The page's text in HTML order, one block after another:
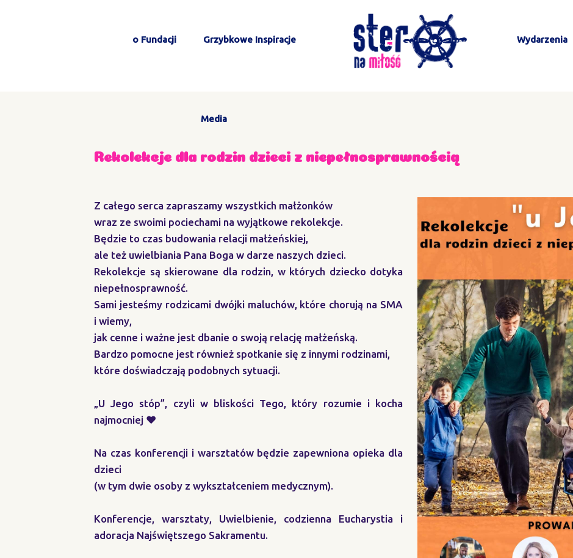
o Fundacji Grzybkowe Inspiracje
Media
Wydarzenia
Rekolekcje dla rodzin dzieci z niepełnosprawnością
Z całego serca zapraszamy wszystkich małżonków
wraz ze swoimi pociechami na wyjątkowe rekolekcje.
Będzie to czas budowania relacji małżeńskiej,
ale też uwielbiania Pana Boga w darze naszych dzieci.
Rekolekcje są skierowane dla rodzin, w których dziecko dotyka
niepełnosprawność.
Sami jesteśmy rodzicami dwójki maluchów, które chorują na SMA
i wiemy,
jak cenne i ważne jest dbanie o swoją relację małżeńską.
Bardzo pomocne jest również spotkanie się z innymi rodzinami,
które doświadczają podobnych sytuacji.
„U Jego stóp”, czyli w bliskości Tego, który rozumie i kocha
najmocniej ♥️
Na czas konferencji i warsztatów będzie zapewniona opieka dla
dzieci
(w tym dwie osoby z wykształceniem medycznym).
Konferencje, warsztaty, Uwielbienie, codzienna Eucharystia i
adoracja Najświętszego Sakramentu.